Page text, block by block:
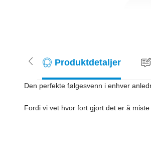
Produktdetaljer
Den perfekte følgesvenn i enhver
Fordi vi vet hvor fort gjort det er å